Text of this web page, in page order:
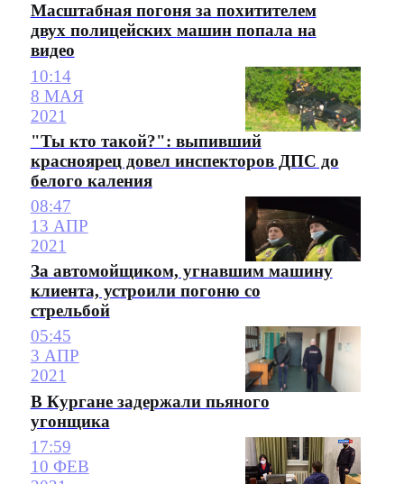
Масштабная погоня за похитителем
двух полицейских машин попала на
видео
10:14
8 МАЯ
2021
"Ты кто такой?": выпивший
красноярец довел инспекторов ДПС до
белого каления
08:47
13 АПР
2021
За автомойщиком, угнавшим машину
клиента, устроили погоню со
стрельбой
05:45
3 АПР
2021
В Кургане задержали пьяного
угонщика
17:59
10 ФЕВ